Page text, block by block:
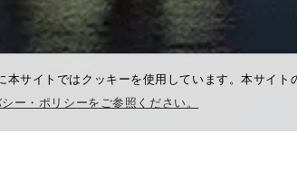
本サイトではクッキーを使用しています。本サイ
ー・ポリシーをご参照ください。